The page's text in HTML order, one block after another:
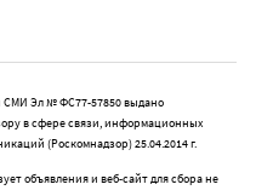
СМИ Эл № ФС77-57850 выдано
в сфере связи, информационных
(Роскомнадзор) 25.04.2014 г.
объявления и веб-сайт для сбора не